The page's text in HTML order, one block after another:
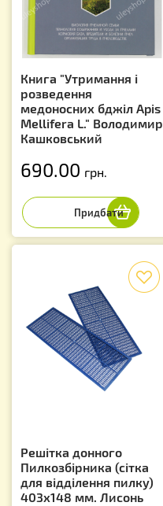
Книга "Утримання і
розведення
медоносних бджіл Apis
Mellifera L." Володимир
Кашковський
690.00 грн.
Решітка донного
Пилкозбірника (сітка
для відділення пилку)
403х148 мм. Лисонь